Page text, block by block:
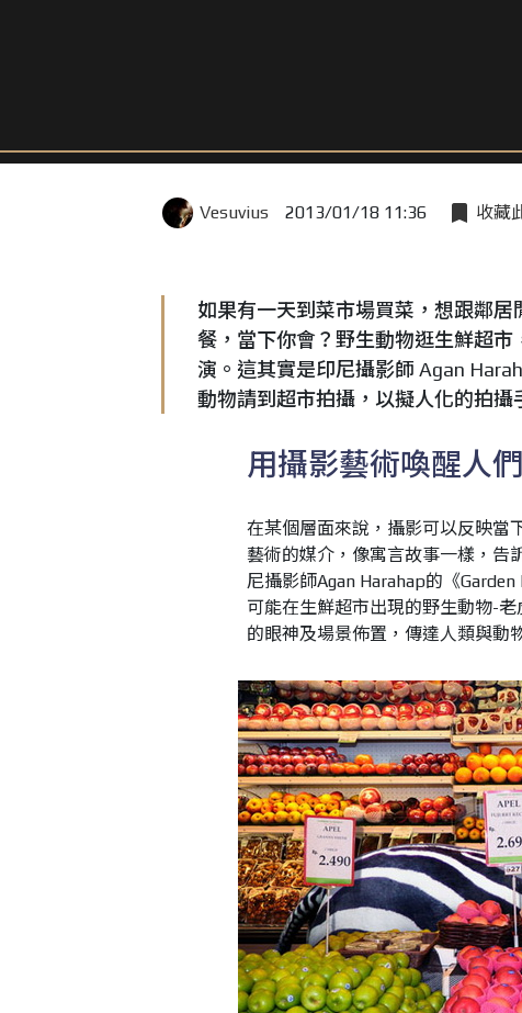
Vesuvius 2013/01/18 11:36 收藏
如果有一天到菜市場買菜，想跟鄰
餐，當下你會？野生動物逛生鮮超
演。這其實是印尼攝影師 Agan
動物請到超市拍攝，以擬人化的拍攝
用攝影藝術喚醒人
在某個層面來說，攝影可以反映當
藝術的媒介，像寓言故事一樣，告
尼攝影師Agan Harahap的《
可能在生鮮超市出現的野生動物-
的眼神及場景佈置，傳達人類與動